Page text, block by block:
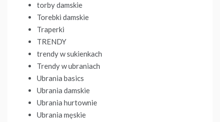
torby damskie
Torebki damskie
Traperki
TRENDY
trendy w sukienkach
Trendy w ubraniach
Ubrania basics
Ubrania damskie
Ubrania hurtownie
Ubrania męskie